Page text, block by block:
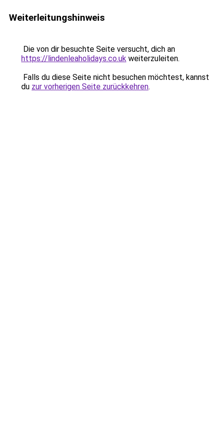
Weiterleitungshinweis
Die von dir besuchte Seite versucht, dich an
https://lindenleaholidays.co.uk weiterzuleiten.
Falls du diese Seite nicht besuchen möchtest, kannst
du zur vorherigen Seite zurückkehren.